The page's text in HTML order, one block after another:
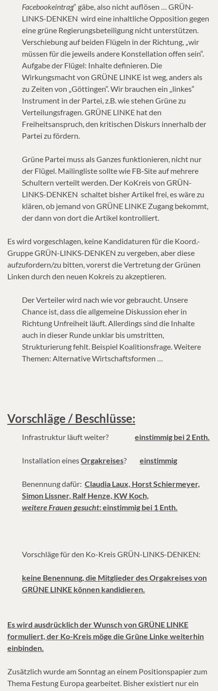
Facebookeintrag“ gäbe, also nicht auflösen … GRÜN-
LINKS-DENKEN wird eine inhaltliche Opposition gegen
eine grüne Regierungsbeteiligung nicht unterstützen.
Verschiebung auf beiden Flügeln in der Richtung, „wir
müssen für die jeweils andere Konstellation offen sein“.
Aufgabe der Flügel: Inhalte definieren. Die
Wirkungsmacht von GRÜNE LINKE ist weg, anders als
zu Zeiten von „Göttingen“. Wir brauchen ein „linkes“
Instrument in der Partei, z.B. wie stehen Grüne zu
Verteilungsfragen. GRÜNE LINKE hat den
Freiheitsanspruch, den kritischen Diskurs innerhalb der
Partei zu fördern.
Grüne Partei muss als Ganzes funktionieren, nicht nur
der Flügel. Mailingliste sollte wie FB-Site auf mehrere
Schultern verteilt werden. Der KoKreis von GRÜN-
LINKS-DENKEN schaltet bisher Artikel frei, es wäre zu
klären, ob jemand von GRÜNE LINKE Zugang bekommt,
der dann von dort die Artikel kontrolliert.
Es wird vorgeschlagen, keine Kandidaturen für die Koord.-
Gruppe GRÜN-LINKS-DENKEN zu vergeben, aber diese
aufzufordern/zu bitten, vorerst die Vertretung der Grünen
Linken durch den neuen Kokreis zu akzeptieren.
Der Verteiler wird nach wie vor gebraucht. Unsere
Chance ist, dass die allgemeine Diskussion eher in
Richtung Unfreiheit läuft. Allerdings sind die Inhalte
auch in dieser Runde unklar bis umstritten,
Strukturierung fehlt. Beispiel Koalitionsfrage. Weitere
Themen: Alternative Wirtschaftsformen …
Vorschläge / Beschlüsse:
Infrastruktur läuft weiter? einstimmig bei 2 Enth.
Installation einesOrgakreises? einstimmig
Benennung dafür: Claudia Laux, Horst Schiermeyer,
Simon Lissner, Ralf Henze, KW Koch,
weitere Frauen gesucht: einstimmig bei 1 Enth.
Vorschläge für den Ko-Kreis GRÜN-LINKS-DENKEN:
keine Benennung, die Mitglieder des Orgakreises von
GRÜNE LINKE können kandidieren.
Es wird ausdrücklich der Wunsch von GRÜNE LINKE
formuliert, der Ko-Kreis möge die Grüne Linke weiterhin
einbinden.
Zusätzlich wurde am Sonntag an einem Positionspapier zum
Thema Festung Europa gearbeitet. Bisher existiert nur ein